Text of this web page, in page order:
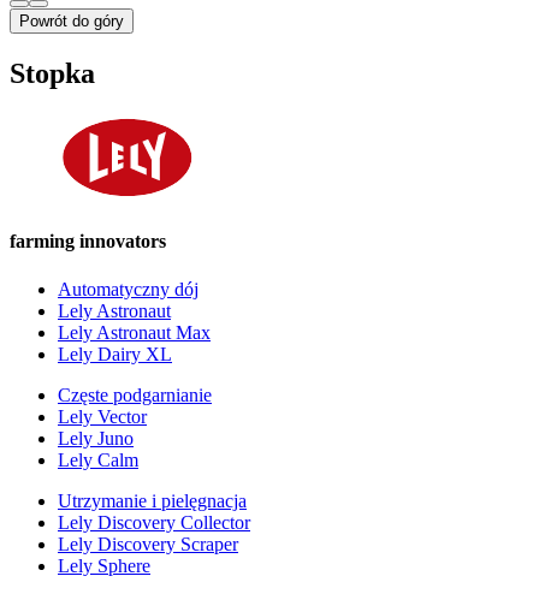
Powrót do góry
Stopka
farming innovators
Automatyczny dój
Lely Astronaut
Lely Astronaut Max
Lely Dairy XL
Częste podgarnianie
Lely Vector
Lely Juno
Lely Calm
Utrzymanie i pielęgnacja
Lely Discovery Collector
Lely Discovery Scraper
Lely Sphere